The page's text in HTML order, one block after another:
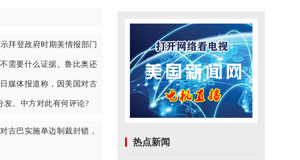
拜登政府时期美情报部门
需要什么证据。鲁比奥还
媒体报道称，因美国对古
发。中方对此有何评论?
古巴实施单边制裁封锁，
热点新闻